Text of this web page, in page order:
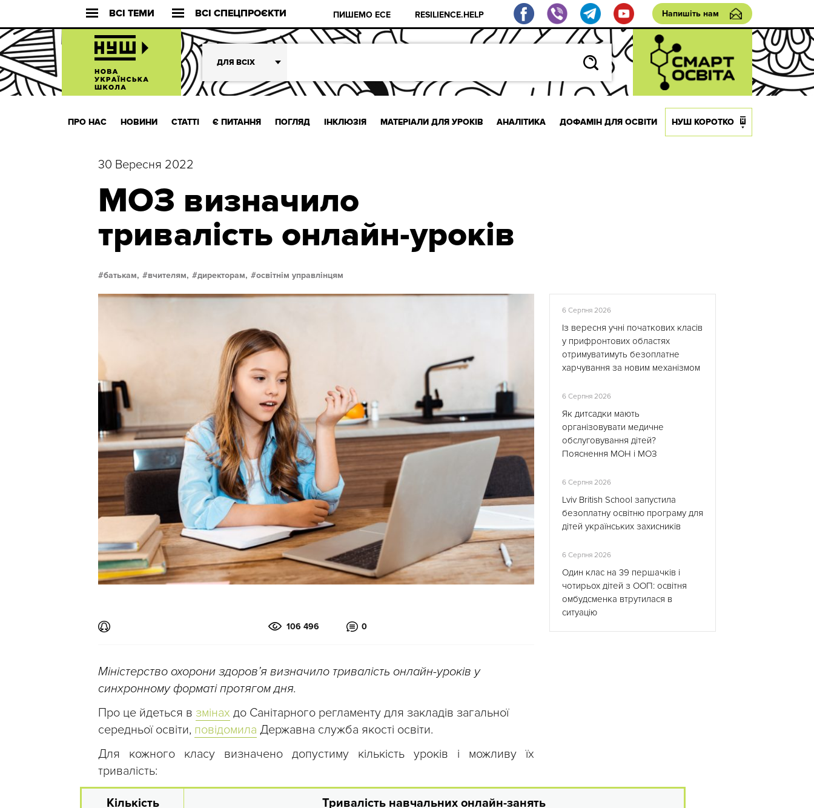
ВСІ ТЕМИ ВСІ СПЕЦПРОЄКТИ ПИШЕМО ЕСЕ RESILIENCE.HELP Напишіть нам
ДЛЯ ВСІХ
ПРО НАС НОВИНИ СТАТТІ Є ПИТАННЯ ПОГЛЯД ІНКЛЮЗІЯ МАТЕРІАЛИ ДЛЯ УРОКІВ АНАЛІТИКА ДОФАМІН ДЛЯ ОСВІТИ НУШ КОРОТКО
30 Вересня 2022
МОЗ визначило
тривалість онлайн-уроків
батькам, вчителям, директорам, освітнім управлінцям
106 496 0
Міністерство охорони здоровʼя визначило тривалість онлайн-уроків у
синхронному форматі протягом дня.
Про це йдеться в змінах до Санітарного регламенту для закладів загальної
середньої освіти, повідомила Державна служба якості освіти.
Для кожного класу визначено допустиму кількість уроків і можливу їх
тривалість:
Кількість
Тривалість навчальних онлайн-занять
6 Серпня 2026
Із вересня учні початкових класів
у прифронтових областях
отримуватимуть безоплатне
харчування за новим механізмом
6 Серпня 2026
Як дитсадки мають
організовувати медичне
обслуговування дітей?
Пояснення МОН і МОЗ
6 Серпня 2026
Lviv British School запустила
безоплатну освітню програму для
дітей українських захисників
6 Серпня 2026
Один клас на 39 першачків і
чотирьох дітей з ООП: освітня
омбудсменка втрутилася в
ситуацію